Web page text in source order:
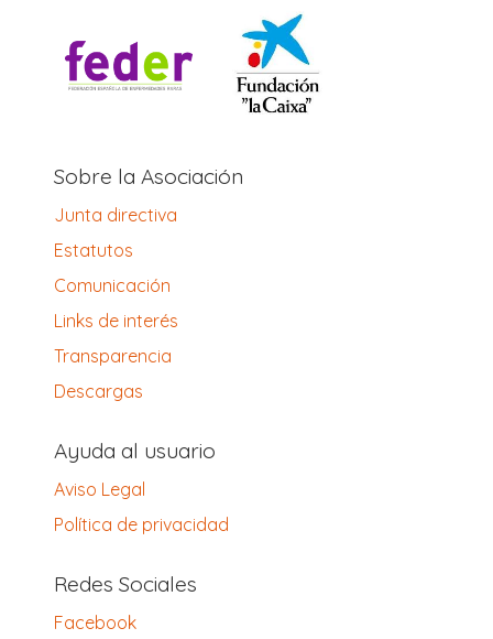
Sobre la Asociación
Junta directiva
Estatutos
Comunicación
Links de interés
Transparencia
Descargas
Ayuda al usuario
Aviso Legal
Política de privacidad
Redes Sociales
Facebook